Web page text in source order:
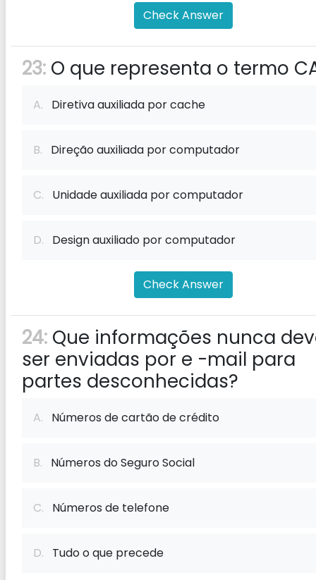
Check Answer
23: O que representa o termo
A. Diretiva auxiliada por cache
B. Direção auxiliada por computador
C. Unidade auxiliada por computador
D. Design auxiliado por computador
Check Answer
24: Que informações nunca
ser enviadas por e -mail para
partes desconhecidas?
A. Números de cartão de crédito
B. Números do Seguro Social
C. Números de telefone
D. Tudo o que precede